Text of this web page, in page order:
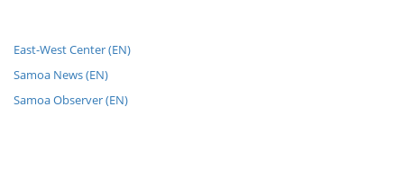
East-West Center (EN)
Samoa News (EN)
Samoa Observer (EN)